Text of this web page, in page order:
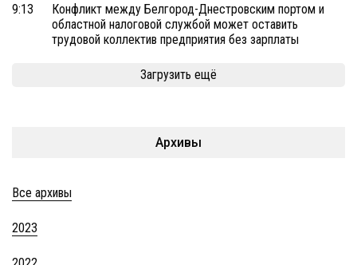
9:13
Конфликт между Белгород-Днестровским портом и
областной налоговой службой может оставить
трудовой коллектив предприятия без зарплаты
Загрузить ещё
Архивы
Все архивы
2023